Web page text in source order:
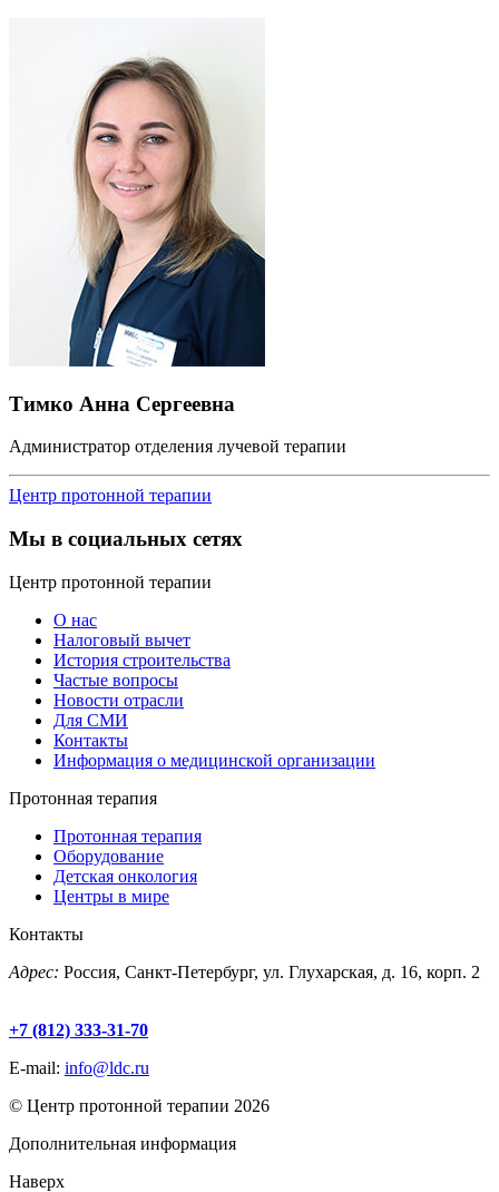
Тимко Анна Сергеевна
Администратор отделения лучевой терапии
Центр протонной терапии
Мы в социальных сетях
Центр протонной терапии
О нас
Налоговый вычет
История строительства
Частые вопросы
Новости отрасли
Для СМИ
Контакты
Информация о медицинской организации
Протонная терапия
Протонная терапия
Оборудование
Детская онкология
Центры в мире
Контакты
Адрес: Россия, Санкт-Петербург, ул. Глухарская, д. 16, корп. 2
+7 (812) 333-31-70
E-mail: info@ldc.ru
© Центр протонной терапии 2026
Дополнительная информация
Наверх